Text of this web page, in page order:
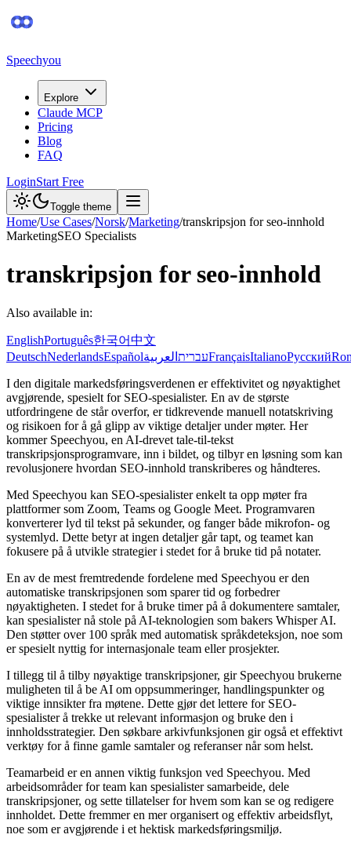
Speechyou
Explore
Claude MCP
Pricing
Blog
FAQ
LoginStart Free
Toggle theme
Home/Use Cases/Norsk/Marketing/transkripsjon for seo-innhold
MarketingSEO Specialists
transkripsjon for seo-innhold
Also available in:
EnglishPortuguês한국어中文
DeutschNederlandsEspañol עברית العربية FrançaisItalianoРусский
I den digitale markedsføringsverdenen er effektivitet og nøyaktighet
avgjørende, spesielt for SEO-spesialister. En av de største
utfordringene de står overfor, er tidkrevende manuell notatskriving
og risikoen for å gå glipp av viktige detaljer under møter. Her
kommer Speechyou, en AI-drevet tale-til-tekst
transkripsjonsprogramvare, inn i bildet, og tilbyr en løsning som kan
revolusjonere hvordan SEO-innhold transkriberes og håndteres.
Med Speechyou kan SEO-spesialister enkelt ta opp møter fra
plattformer som Zoom, Teams og Google Meet. Programvaren
konverterer lyd til tekst på sekunder, og fanger både mikrofon- og
systemlyd. Dette betyr at ingen detaljer går tapt, og teamet kan
fokusere på å utvikle strategier i stedet for å bruke tid på notater.
En av de mest fremtredende fordelene med Speechyou er den
automatiske transkripsjonen som sparer tid og forbedrer
nøyaktigheten. I stedet for å bruke timer på å dokumentere samtaler,
kan spesialister nå stole på AI-teknologien som bakers Whisper AI.
Den støtter over 100 språk med automatisk språkdeteksjon, noe som
er spesielt nyttig for internasjonale team eller prosjekter.
I tillegg til å tilby nøyaktige transkripsjoner, gir Speechyou brukerne
muligheten til å be AI om oppsummeringer, handlingspunkter og
viktige innsikter fra møtene. Dette gjør det lettere for SEO-
spesialister å trekke ut relevant informasjon og bruke den i
innholdsstrategier. Den søkbare arkivfunksjonen gir også et effektivt
verktøy for å finne gamle samtaler og referanser når som helst.
Teamarbeid er en annen viktig funksjon ved Speechyou. Med
arbeidsområder for team kan spesialister samarbeide, dele
transkripsjoner, og sette tillatelser for hvem som kan se og redigere
innholdet. Dette fremmer en mer organisert og effektiv arbeidsflyt,
noe som er avgjørende i et hektisk markedsføringsmiljø.